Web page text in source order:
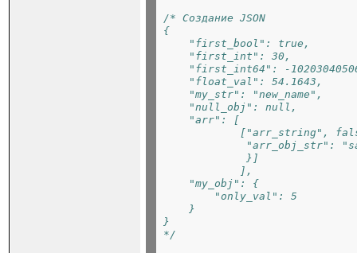
/* Создание JSON
{
    "first_bool": true,
    "first_int": 30,
"first_int64": -
    "float_val": 54.1643,
    "my_str": "new_name",
    "null_obj": null,
    "arr": [
["arr_string",
"arr_obj_str":
             }]
            ],
    "my_obj": {
        "only_val": 5
    }
}
*/